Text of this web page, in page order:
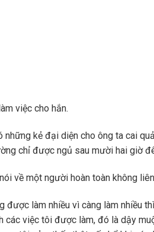
việc cho hắn.
những kẻ đại diện cho ông ta cai
chỉ được ngủ sau mười hai giờ
về một người hoàn toàn không
được làm nhiều vì càng làm nhiều
các việc tôi được làm, đó là dậy